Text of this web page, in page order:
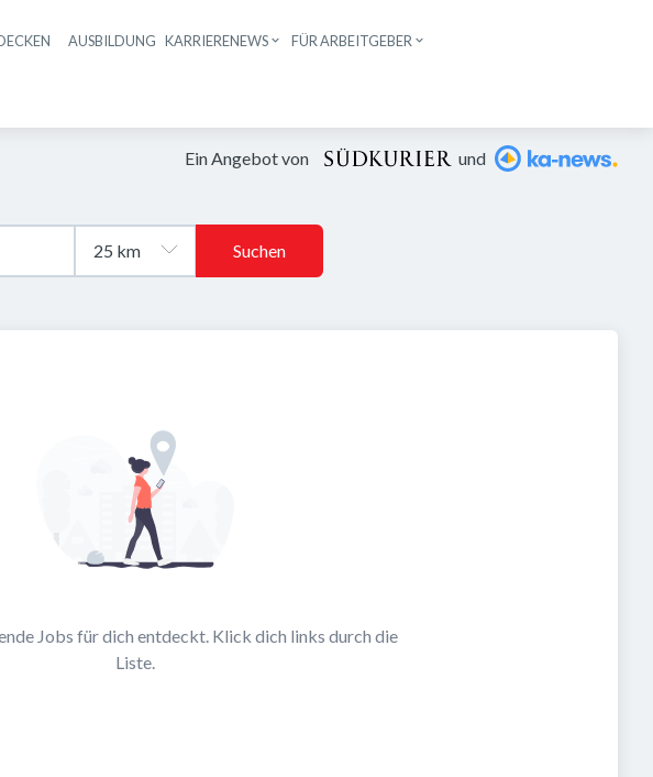
Haupt-Navigation
AUSBILDUNG KARRIERENEWS FÜR ARBEITGEBER
Ein Angebot von und
Suchen
Jobs für dich entdeckt. Klick dich links durch die
Liste.